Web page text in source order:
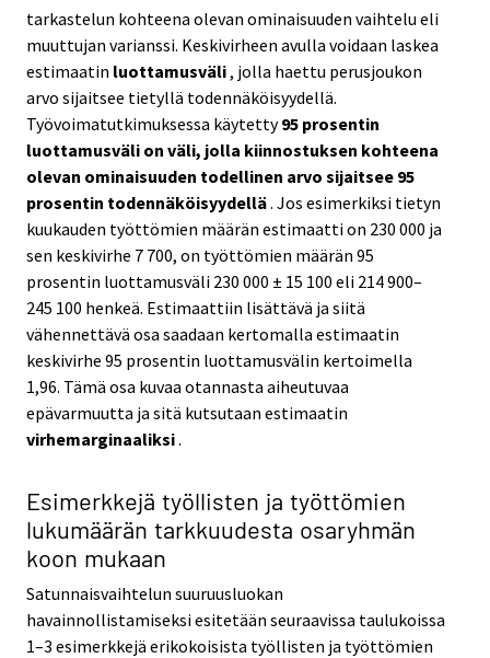
tarkastelun kohteena olevan ominaisuuden vaihtelu eli
muuttujan varianssi. Keskivirheen avulla voidaan laskea
estimaatin luottamusväli, jolla haettu perusjoukon
arvo sijaitsee tietyllä todennäköisyydellä.
Työvoimatutkimuksessa käytetty95 prosentin
luottamusväli on väli, jolla kiinnostuksen kohteena
olevan ominaisuuden todellinen arvo sijaitsee 95
prosentin todennäköisyydellä. Jos esimerkiksi tietyn
kuukauden työttömien määrän estimaatti on 230 000 ja
sen keskivirhe 7 700, on työttömien määrän 95
prosentin luottamusväli 230 000 ± 15 100 eli 214 900–
245 100 henkeä. Estimaattiin lisättävä ja siitä
vähennettävä osa saadaan kertomalla estimaatin
keskivirhe 95 prosentin luottamusvälin kertoimella
1,96. Tämä osa kuvaa otannasta aiheutuvaa
epävarmuutta ja sitä kutsutaan estimaatin
virhemarginaaliksi.
Esimerkkejä työllisten ja työttömien
lukumäärän tarkkuudesta osaryhmän
koon mukaan
Satunnaisvaihtelun suuruusluokan
havainnollistamiseksi esitetään seuraavissa taulukoissa
1–3 esimerkkejä erikokoisista työllisten ja työttömien